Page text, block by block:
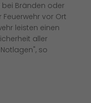
bei Bränden oder
Feuerwehr vor Ort
leisten einen
aller
so